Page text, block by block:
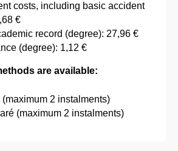
costs, including basic accident
€
record (degree): 27,96 €
(degree): 1,12 €
are available:
2 instalments)
(maximum 2 instalments)